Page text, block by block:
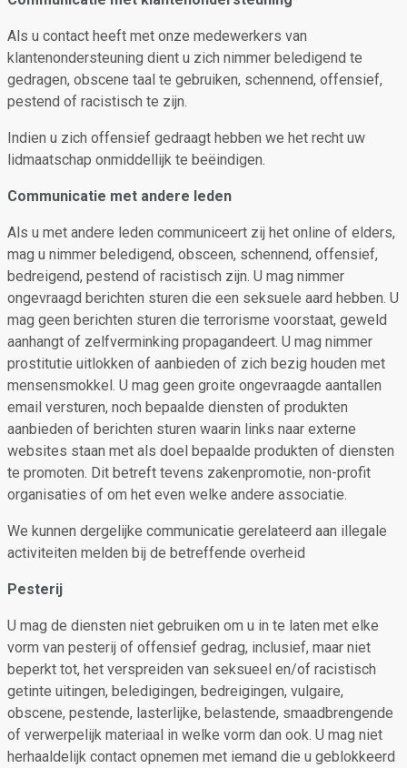
Als u contact heeft met onze medewerkers van
klantenondersteuning dient u zich nimmer beledigend te
gedragen, obscene taal te gebruiken, schennend, offensief,
pestend of racistisch te zijn.
Indien u zich offensief gedraagt hebben we het recht uw
lidmaatschap onmiddellijk te beëindigen.
Communicatie met andere leden
Als u met andere leden communiceert zij het online of elders,
mag u nimmer beledigend, obsceen, schennend, offensief,
bedreigend, pestend of racistisch zijn. U mag nimmer
ongevraagd berichten sturen die een seksuele aard hebben. U
mag geen berichten sturen die terrorisme voorstaat, geweld
aanhangt of zelfverminking propagandeert. U mag nimmer
prostitutie uitlokken of aanbieden of zich bezig houden met
mensensmokkel. U mag geen groite ongevraagde aantallen
email versturen, noch bepaalde diensten of produkten
aanbieden of berichten sturen waarin links naar externe
websites staan met als doel bepaalde produkten of diensten
te promoten. Dit betreft tevens zakenpromotie, non-profit
organisaties of om het even welke andere associatie.
We kunnen dergelijke communicatie gerelateerd aan illegale
activiteiten melden bij de betreffende overheid
Pesterij
U mag de diensten niet gebruiken om u in te laten met elke
vorm van pesterij of offensief gedrag, inclusief, maar niet
beperkt tot, het verspreiden van seksueel en/of racistisch
getinte uitingen, beledigingen, bedreigingen, vulgaire,
obscene, pestende, lasterlijke, belastende, smaadbrengende
of verwerpelijk materiaal in welke vorm dan ook. U mag niet
herhaaldelijk contact opnemen met iemand die u geblokkeerd